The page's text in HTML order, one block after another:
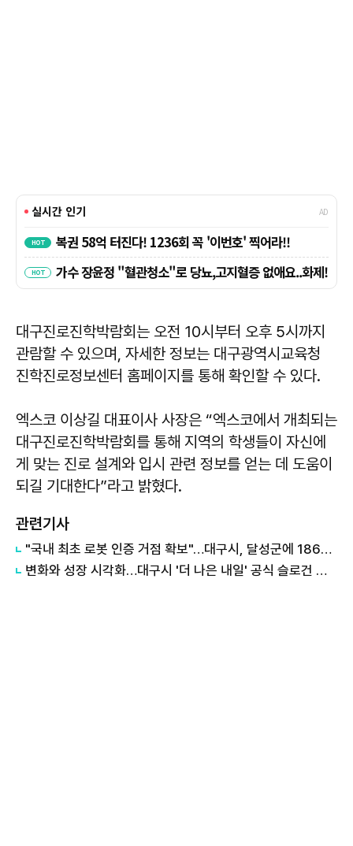
대구진로진학박람회는 오전 10시부터 오후 5시까지
관람할 수 있으며, 자세한 정보는 대구광역시교육청
진학진로정보센터 홈페이지를 통해 확인할 수 있다.
엑스코 이상길 대표이사 사장은 “엑스코에서 개최되는
대구진로진학박람회를 통해 지역의 학생들이 자신에
게 맞는 진로 설계와 입시 관련 정보를 얻는 데 도움이
되길 기대한다”라고 밝혔다.
관련기사
"국내 최초 로봇 인증 거점 확보"…대구시, 달성군에 186억 투입해 휴머노이드 센터 구축
변화와 성장 시각화…대구시 '더 나은 내일' 공식 슬로건 디자인 공개